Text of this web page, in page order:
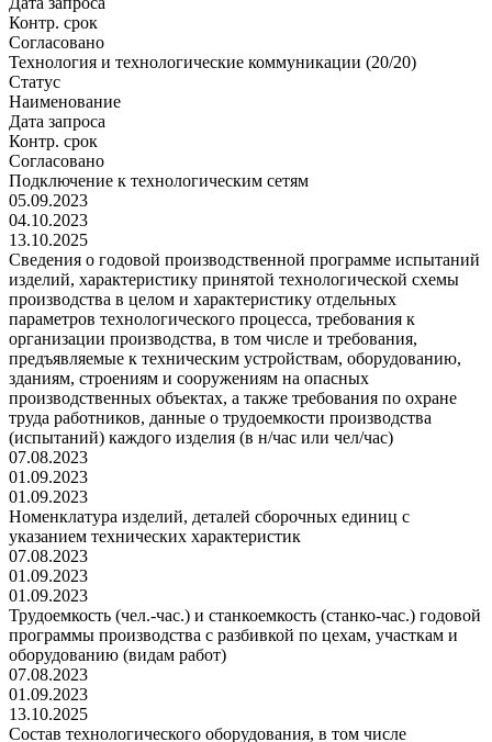
Контр. срок
Согласовано
Технология и технологические коммуникации (20/20)
Статус
Наименование
Дата запроса
Контр. срок
Согласовано
Подключение к технологическим сетям
05.09.2023
04.10.2023
13.10.2025
Сведения о годовой производственной программе испытаний
изделий, характеристику принятой технологической схемы
производства в целом и характеристику отдельных
параметров технологического процесса, требования к
организации производства, в том числе и требования,
предъявляемые к техническим устройствам, оборудованию,
зданиям, строениям и сооружениям на опасных
производственных объектах, а также требования по охране
труда работников, данные о трудоемкости производства
(испытаний) каждого изделия (в н/час или чел/час)
07.08.2023
01.09.2023
01.09.2023
Номенклатура изделий, деталей сборочных единиц с
указанием технических характеристик
07.08.2023
01.09.2023
01.09.2023
Трудоемкость (чел.-час.) и станкоемкость (станко-час.) годовой
программы производства с разбивкой по цехам, участкам и
оборудованию (видам работ)
07.08.2023
01.09.2023
13.10.2025
Состав технологического оборудования, в том числе